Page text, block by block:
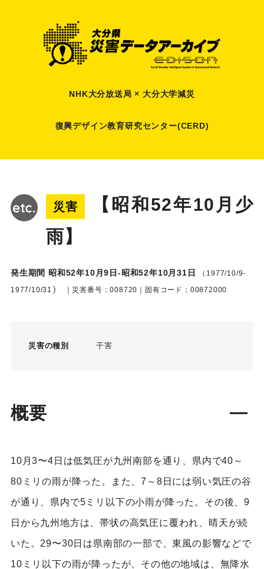
NHK大分放送局 × 大分大学減災
復興デザイン教育研究センター(CERD)
災害
【昭和52年10月少
雨】
発生期間 昭和52年10月9日-昭和52年10月31日
（1977/10/9-
1977/10/31 ） ｜災害番号：008720｜固有コード：00872000
災害の種別 干害
概要
10月3〜4日は低気圧が九州南部を通り、県内で40～
80ミリの雨が降った。また、7～8日には弱い気圧の谷
が通り、県内で5ミリ以下の小雨が降った。その後、9
日から九州地方は、帯状の高気圧に覆われ、晴天が続
いた。29〜30日は県南部の一部で、東風の影響などで
10ミリ以下の雨が降ったが、その他の地域は、無降水